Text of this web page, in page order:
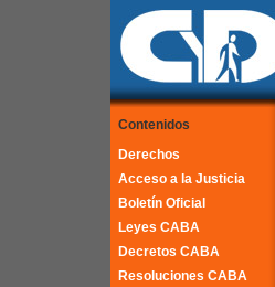
Contenidos
Derechos
Acceso a la Justicia
Boletín Oficial
Leyes CABA
Decretos CABA
Resoluciones CABA